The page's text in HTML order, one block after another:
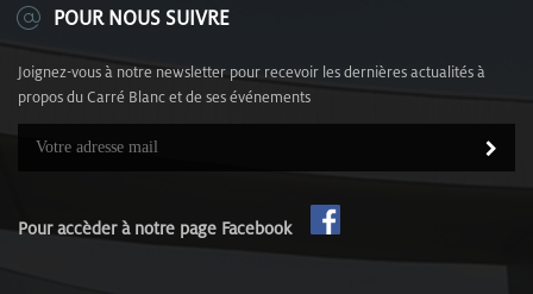
POUR NOUS SUIVRE
Joignez-vous à notre newsletter pour recevoir les dernières actualités à
propos du Carré Blanc et de ses événements
Pour accèder à notre page Facebook